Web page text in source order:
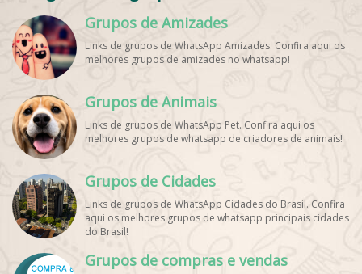
Grupos de Amizades
Links de grupos de WhatsApp Amizades. Confira aqui os
melhores grupos de amizades no whatsapp!
Grupos de Animais
Links de grupos de WhatsApp Pet. Confira aqui os
melhores grupos de whatsapp de criadores de animais!
Grupos de Cidades
Links de grupos de WhatsApp Cidades do Brasil. Confira
aqui os melhores grupos de whatsapp principais cidades
do Brasil!
Grupos de compras e vendas